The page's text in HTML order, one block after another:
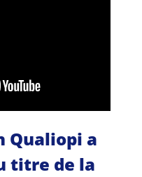
Qualiopi a
titre de la